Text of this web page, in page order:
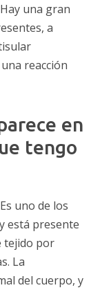
una gran
a
reacción
en
tengo
uno de los
está presente
tejido por
La
del cuerpo, y